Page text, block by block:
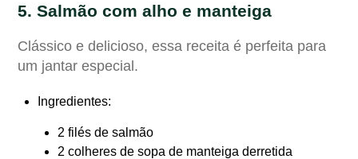
5. Salmão com alho e manteiga
Clássico e delicioso, essa receita é perfeita para
um jantar especial.
Ingredientes:
2 filés de salmão
2 colheres de sopa de manteiga derretida